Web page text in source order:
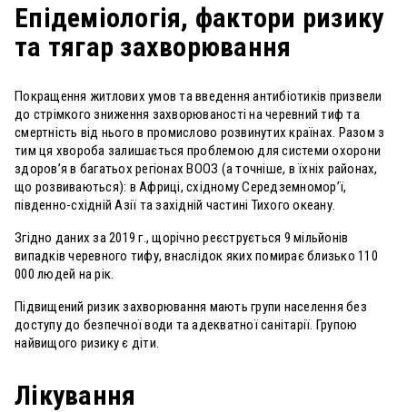
Епідеміологія, фактори ризику
та тягар захворювання
Покращення житлових умов та введення антибіотиків призвели
до стрімкого зниження захворюваності на черевний тиф та
смертність від нього в промислово розвинутих країнах. Разом з
тим ця хвороба залишається проблемою для системи охорони
здоров’я в багатьох регіонах ВООЗ (а точніше, в їхніх районах,
що розвиваються): в Африці, східному Середземномор’ї,
південно-східній Азії та західній частині Тихого океану.
Згідно даних за 2019 г., щорічно реєструється 9 мільйонів
випадків черевного тифу, внаслідок яких помирає близько 110
000 людей на рік.
Підвищений ризик захворювання мають групи населення без
доступу до безпечної води та адекватної санітарії. Групою
найвищого ризику є діти.
Лікування